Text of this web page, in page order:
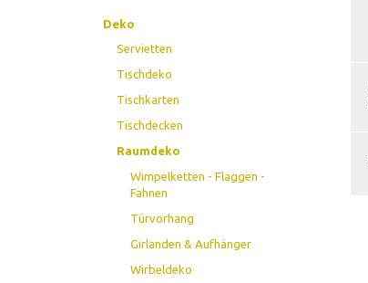
Deko
Servietten
Tischdeko
Tischkarten
Tischdecken
Raumdeko
Wimpelketten - Flaggen -
Fahnen
Türvorhang
Girlanden & Aufhänger
Wirbeldeko